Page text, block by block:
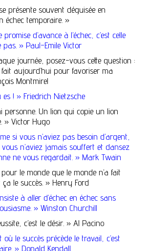
présente souvent déguisée en
échec temporaire. »
d’avance à l’échec, c’est celle
pas. » Paul-Emile Victor
journée, posez-vous cette question :
fait aujourd’hui pour favoriser ma
Montmirel
! » Friedrich Nietzsche
personne. Un lion qui copie un lion
» Victor Hugo
si vous n’aviez pas besoin d’argent,
n’aviez jamais souffert et dansez
ne vous regardait. » Mark Twain
le monde que le monde n’a fait
ça le succès. » Henry Ford
à aller d’échec en échec sans
» Winston Churchill
c’est le désir. » Al Pacino
le succès précède le travail, c’est
» Donald Kendall